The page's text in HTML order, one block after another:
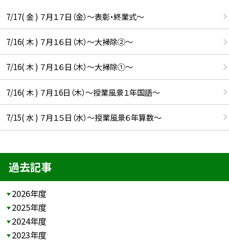
7/17( 金 ) ７月１７日（金）～表彰・終業式～
7/16( 木 ) ７月１６日（木）～大掃除②～
7/16( 木 ) ７月１６日（木）～大掃除①～
7/16( 木 ) ７月１6日（木）～授業風景１年国語～
7/15( 水 ) ７月１５日（水）～授業風景６年算数～
過去記事
2026年度
2025年度
2024年度
2023年度